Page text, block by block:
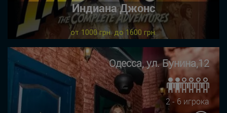
Индиана Джонс
от 1000 грн. до 1600 грн.
Одесса, ул. Бунина,12
2 - 6 игрока